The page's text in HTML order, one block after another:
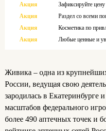
Акция
Акция
Акция
Акция
Живика – одна из
России, ведущая свою
зародилась в Екатеринбурге
масштабов федерального
более 490 аптечных точек и